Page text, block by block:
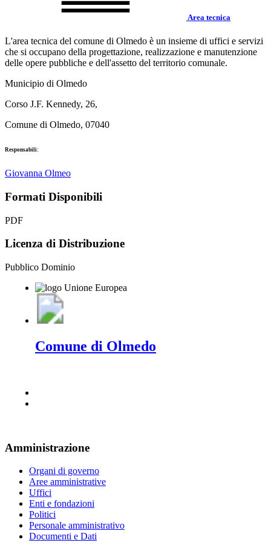
Area tecnica
L'area tecnica del comune di Olmedo è un insieme di uffici e servizi
che si occupano della progettazione, realizzazione e manutenzione
delle opere pubbliche e dell'assetto del territorio comunale.
Municipio di Olmedo
Corso J.F. Kennedy, 26,
Comune di Olmedo, 07040
Responsabili:
Giovanna Olmeo
Formati Disponibili
PDF
Licenza di Distribuzione
Pubblico Dominio
Comune di Olmedo
Amministrazione
Organi di governo
Aree amministrative
Uffici
Enti e fondazioni
Politici
Personale amministrativo
Documenti e Dati